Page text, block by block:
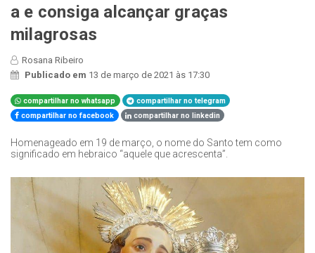
a e consiga alcançar graças
milagrosas
Rosana Ribeiro
Publicado em 13 de março de 2021 às 17:30
compartilhar no whatsapp
compartilhar no telegram
compartilhar no facebook
compartilhar no linkedin
Homenageado em 19 de março, o nome do Santo tem como
significado em hebraico “aquele que acrescenta”.